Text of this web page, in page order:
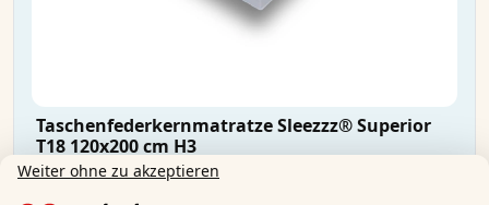
Taschenfederkernmatratze Sleezzz® Superior
T18 120x200 cm H3
Weiter ohne zu akzeptieren